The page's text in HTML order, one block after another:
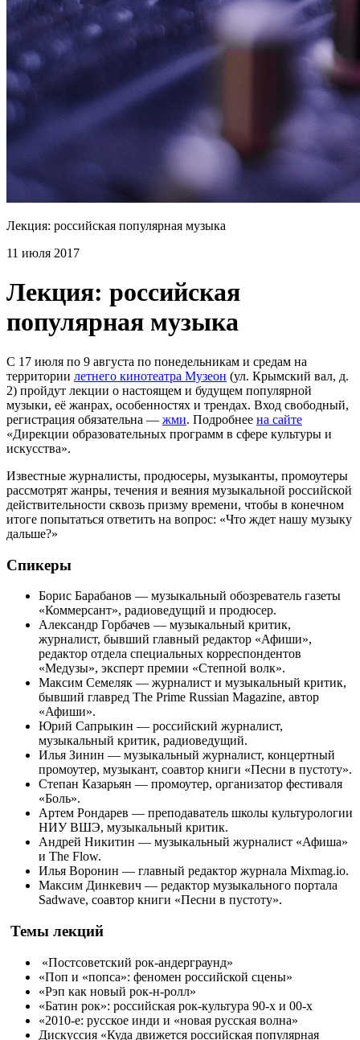
Лекция: российская популярная музыка
11 июля 2017
Лекция: российская
популярная музыка
С 17 июля по 9 августа по понедельникам и средам на
территории летнего кинотеатра Музеон (ул. Крымский вал, д.
2) пройдут лекции о настоящем и будущем популярной
музыки, её жанрах, особенностях и трендах. Вход свободный,
регистрация обязательна — жми. Подробнее на сайте
«Дирекции образовательных программ в сфере культуры и
искусства».
Известные журналисты, продюсеры, музыканты, промоутеры
рассмотрят жанры, течения и веяния музыкальной российской
действительности сквозь призму времени, чтобы в конечном
итоге попытаться ответить на вопрос: «Что ждет нашу музыку
дальше?»
Спикеры
Борис Барабанов — музыкальный обозреватель газеты
«Коммерсант», радиоведущий и продюсер.
Александр Горбачев — музыкальный критик,
журналист, бывший главный редактор «Афиши»,
редактор отдела специальных корреспондентов
«Медузы», эксперт премии «Степной волк».
Максим Семеляк — журналист и музыкальный критик,
бывший главред The Prime Russian Magazine, автор
«Афиши».
Юрий Сапрыкин — российский журналист,
музыкальный критик, радиоведущий.
Илья Зинин — музыкальный журналист, концертный
промоутер, музыкант, соавтор книги «Песни в пустоту».
Степан Казарьян — промоутер, организатор фестиваля
«Боль».
Артем Рондарев — преподаватель школы культурологии
НИУ ВШЭ, музыкальный критик.
Андрей Никитин — музыкальный журналист «Афиша»
и The Flow.
Илья Воронин — главный редактор журнала Mixmag.io.
Максим Динкевич — редактор музыкального портала
Sadwave, соавтор книги «Песни в пустоту».
Темы лекций
«Постсоветский рок-андерграунд»
«Поп и «попса»: феномен российской сцены»
«Рэп как новый рок-н-ролл»
«Батин рок»: российская рок-культура 90-х и 00-х
«2010-е: русское инди и «новая русская волна»
Дискуссия «Куда движется российская популярная